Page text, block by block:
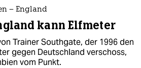
– England
kann Elfmeter
Trainer Southgate, der 1996 den
gegen Deutschland verschoss,
vom Punkt.